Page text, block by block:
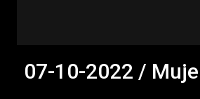
07-10-2022 /